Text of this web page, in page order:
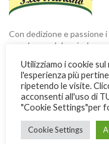
Con dedizione e passione
mondo una dolce ricchezza
Via Garibaldi, 3 -13 -
Phone: + 39
Fax: + 39 0982.428926
USEFUL INFORMATION
Utilizziamo i cookie
l'esperienza più
ripetendo le visite.
acconsenti all'uso di
"Cookie Settings"per
Cookie Settings